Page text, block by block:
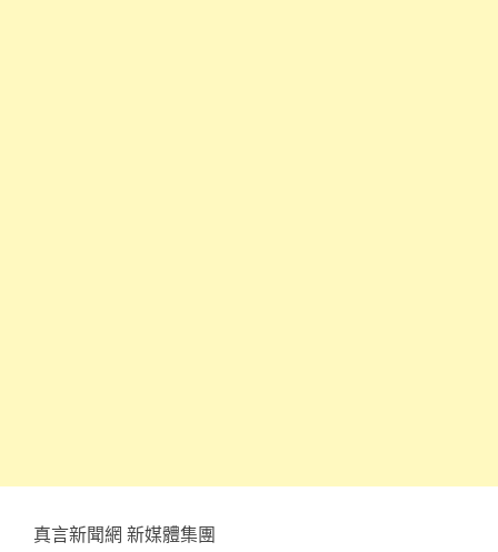
真言新聞網 新媒體集團